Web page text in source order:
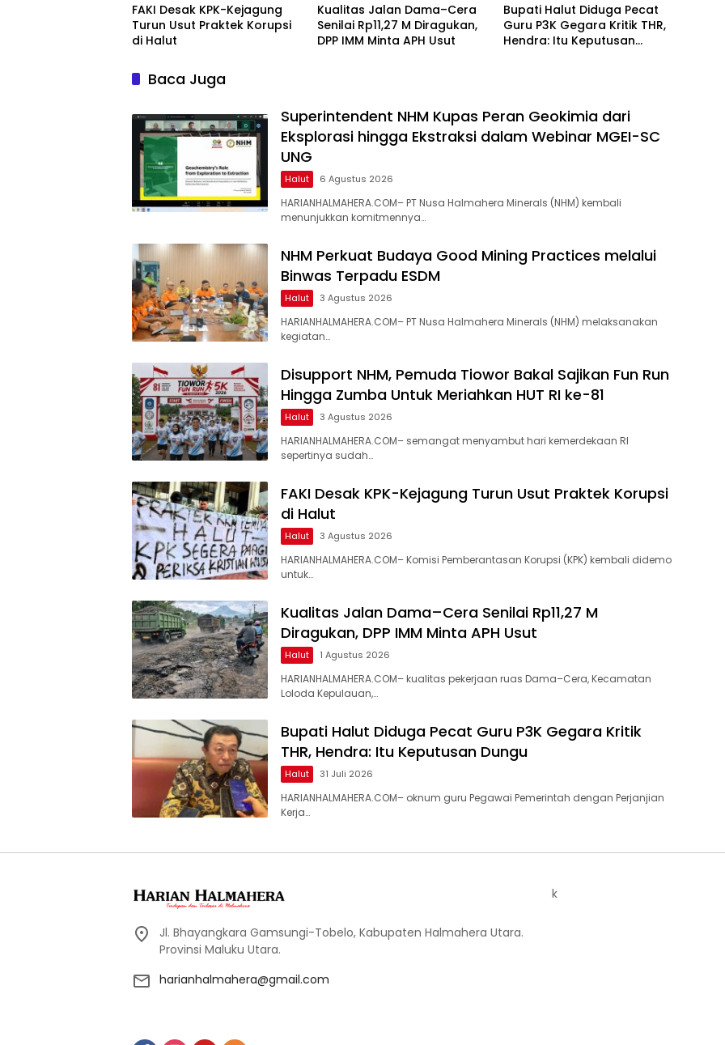
FAKI Desak KPK-Kejagung
Turun Usut Praktek Korupsi
di Halut
Kualitas Jalan Dama–Cera
Senilai Rp11,27 M Diragukan,
DPP IMM Minta APH Usut
Bupati Halut Diduga Pecat
Guru P3K Gegara Kritik THR,
Hendra: Itu Keputusan
Baca Juga
Superintendent NHM Kupas Peran Geokimia dari
Eksplorasi hingga Ekstraksi dalam Webinar MGEI-SC
UNG
Halut 6 Agustus 2026
HARIANHALMAHERA.COM– PT Nusa Halmahera Minerals (NHM) kembali
menunjukkan komitmennya…
NHM Perkuat Budaya Good Mining Practices melalui
Binwas Terpadu ESDM
Halut 3 Agustus 2026
HARIANHALMAHERA.COM– PT Nusa Halmahera Minerals (NHM) melaksanakan
kegiatan…
Disupport NHM, Pemuda Tiowor Bakal Sajikan Fun Run
Hingga Zumba Untuk Meriahkan HUT RI ke-81
Halut 3 Agustus 2026
HARIANHALMAHERA.COM– semangat menyambut hari kemerdekaan RI
sepertinya sudah…
FAKI Desak KPK-Kejagung Turun Usut Praktek Korupsi
di Halut
Halut 3 Agustus 2026
HARIANHALMAHERA.COM– Komisi Pemberantasan Korupsi (KPK) kembali didemo
untuk…
Kualitas Jalan Dama–Cera Senilai Rp11,27 M
Diragukan, DPP IMM Minta APH Usut
Halut 1 Agustus 2026
HARIANHALMAHERA.COM– kualitas pekerjaan ruas Dama–Cera, Kecamatan
Loloda Kepulauan,…
Bupati Halut Diduga Pecat Guru P3K Gegara Kritik
THR, Hendra: Itu Keputusan Dungu
Halut 31 Juli 2026
HARIANHALMAHERA.COM– oknum guru Pegawai Pemerintah dengan Perjanjian
Kerja…
Jl. Bhayangkara Gamsungi-Tobelo, Kabupaten Halmahera Utara.
Provinsi Maluku Utara.
harianhalmahera@gmail.com
k